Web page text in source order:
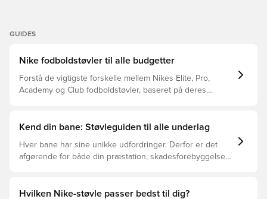
GUIDES
Nike fodboldstøvler til alle budgetter
Forstå de vigtigste forskelle mellem Nikes Elite, Pro,
Academy og Club fodboldstøvler, baseret på deres
Kend din bane: Støvleguiden til alle underlag
Hver bane har sine unikke udfordringer. Derfor er det
afgørende for både din præstation, skadesforebyggelse
støvler der er det bedste valg til de forskellige typer
Hvilken Nike-støvle passer bedst til dig?